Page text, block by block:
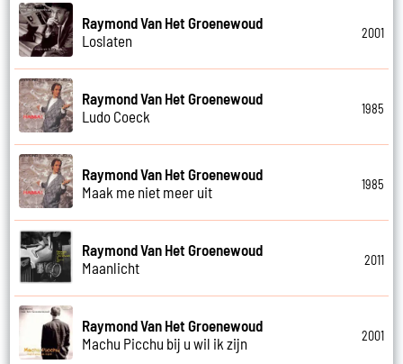
Raymond Van Het Groenewoud
Loslaten
2001
Raymond Van Het Groenewoud
Ludo Coeck
1985
Raymond Van Het Groenewoud
Maak me niet meer uit
1985
Raymond Van Het Groenewoud
Maanlicht
2011
Raymond Van Het Groenewoud
Machu Picchu bij u wil ik zijn
2001